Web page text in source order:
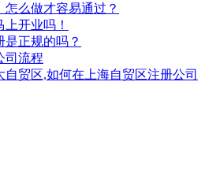
么做才容易通过？
上开业吗！
是正规的吗？
司流程
贸区,如何在上海自贸区注册公司